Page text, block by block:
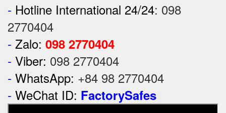
- Hotline International 24/24: 098
2770404
- Zalo: 098 2770404
- Viber: 098 2770404
- WhatsApp: +84 98 2770404
- WeChat ID: FactorySafes